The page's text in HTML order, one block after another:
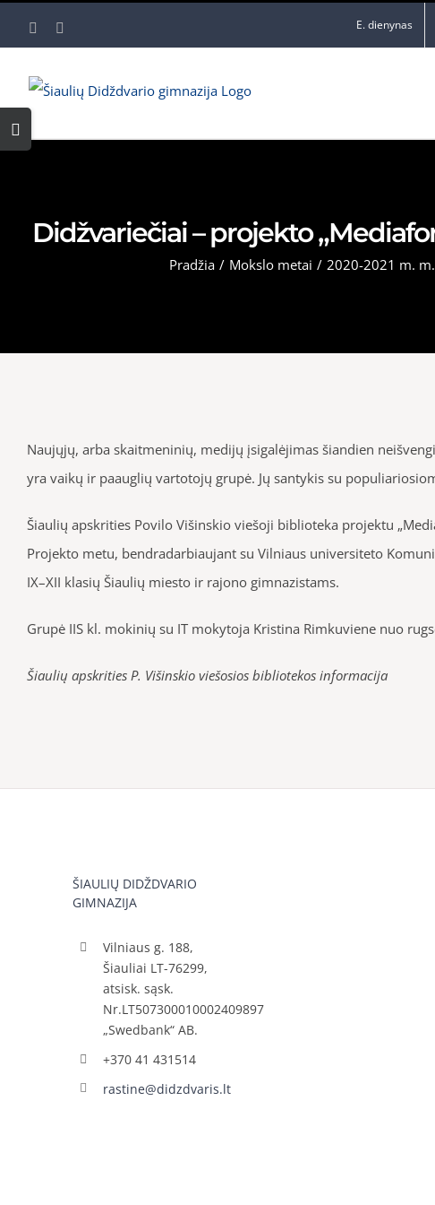
Facebook E. dienynas
Didžvariečiai – projekto
Pradžia / Mokslo metai / 2020-2021 m. m.
Naujųjų, arba skaitmeninių, medijų įsigalėjimas šiandien
yra vaikų ir paauglių vartotojų grupė. Jų santykis su
Šiaulių apskrities Povilo Višinskio viešoji biblioteka projektu
Projekto metu, bendradarbiaujant su Vilniaus universiteto
IX–XII klasių Šiaulių miesto ir rajono gimnazistams.
Grupė IIS kl. mokinių su IT mokytoja Kristina Rimkuviene nuo
Šiaulių apskrities P. Višinskio viešosios bibliotekos informacija
ŠIAULIŲ DIDŽDVARIO
GIMNAZIJA
Vilniaus g. 188,
Šiauliai LT-76299,
atsisk. sąsk.
Nr.LT507300010002409897
„Swedbank“ AB.
+370 41 431514
rastine@didzdvaris.lt
Toggle
Sliding